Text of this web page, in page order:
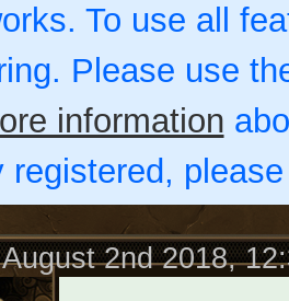
To use all
Please use
information
registered,
2nd 2018,